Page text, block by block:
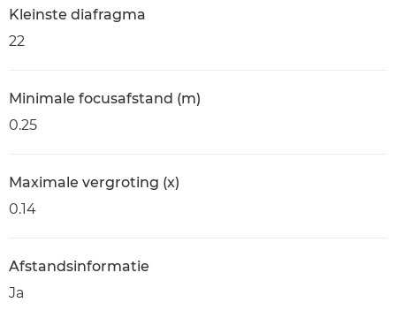
Kleinste diafragma
22
Minimale focusafstand (m)
0.25
Maximale vergroting (x)
0.14
Afstandsinformatie
Ja